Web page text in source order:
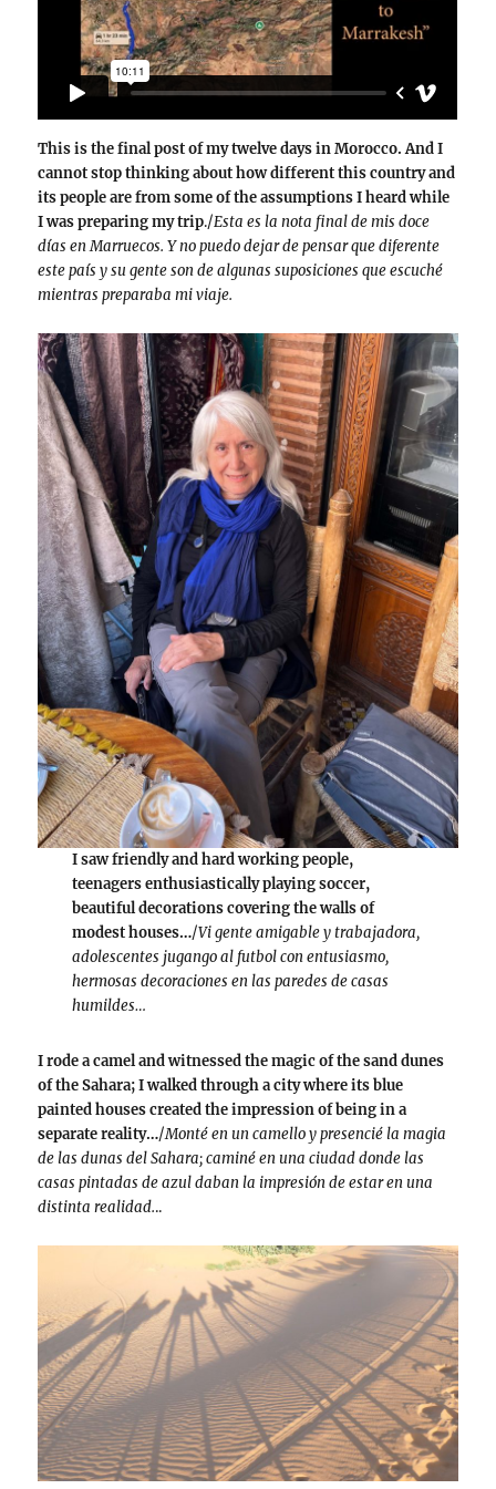
This is the final post of my twelve days in Morocco. And I
cannot stop thinking about how different this country and
its people are from some of the assumptions I heard while
I was preparing my trip./Esta es la nota final de mis doce
días en Marruecos. Y no puedo dejar de pensar que diferente
este país y su gente son de algunas suposiciones que escuché
mientras preparaba mi viaje.
I saw friendly and hard working people,
teenagers enthusiastically playing soccer,
beautiful decorations covering the walls of
modest houses…/Vi gente amigable y trabajadora,
adolescentes jugango al futbol con entusiasmo,
hermosas decoraciones en las paredes de casas
humildes…
I rode a camel and witnessed the magic of the sand dunes
of the Sahara; I walked through a city where its blue
painted houses created the impression of being in a
separate reality…/Monté en un camello y presencié la magia
de las dunas del Sahara; caminé en una ciudad donde las
casas pintadas de azul daban la impresión de estar en una
distinta realidad...